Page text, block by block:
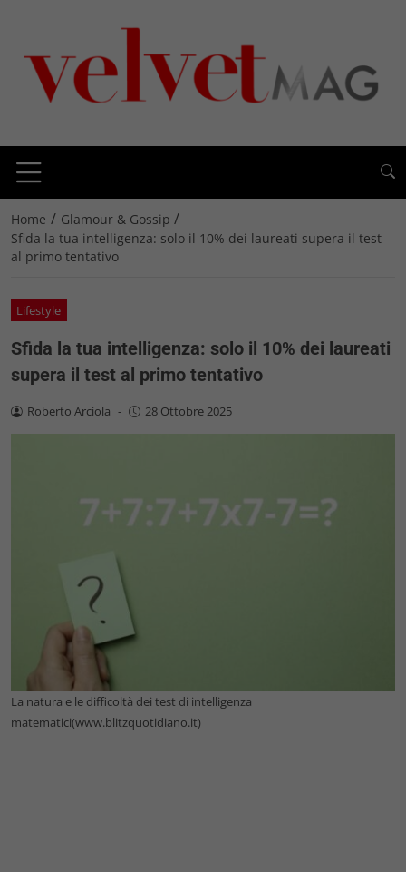
Home / Glamour & Gossip /
Sfida la tua intelligenza: solo il 10% dei laureati supera il test
al primo tentativo
Lifestyle
Sfida la tua intelligenza: solo il 10% dei laureati
supera il test al primo tentativo
Roberto Arciola - 28 Ottobre 2025
La natura e le difficoltà dei test di intelligenza
matematici(www.blitzquotidiano.it)